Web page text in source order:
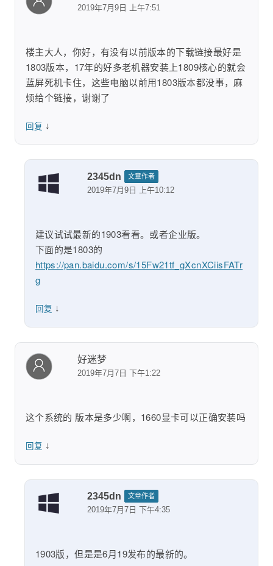
2019年7月9日 上午7:51
楼主大人，你好，有没有以前版本的下载链接最好是
1803版本，17年的好多老机器安装上1809核心的就会
蓝屏死机卡住，这些电脑以前用1803版本都没事，麻
烦给个链接，谢谢了
回复 ↓
2345dn 文章作者
2019年7月9日 上午10:12
建议试试最新的1903看看。或者企业版。
下面的是1803的
https://pan.baidu.com/s/15Fw21tf_gXcnXCiisFATr
g
回复 ↓
好迷梦
2019年7月7日 下午1:22
这个系统的 版本是多少啊，1660显卡可以正确安装吗
回复 ↓
2345dn 文章作者
2019年7月7日 下午4:35
1903版，但是是6月19发布的最新的。